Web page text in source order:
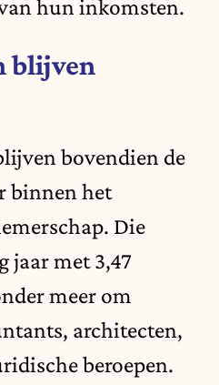
hun inkomsten.
blijven
bovendien de
binnen het
Die
jaar met 3,47
meer om
architecten,
beroepen.